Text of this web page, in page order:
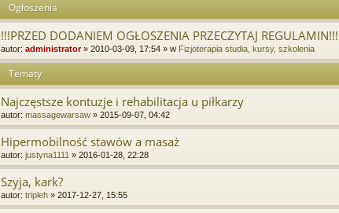
Ogłoszenia
!!!PRZED DODANIEM OGŁOSZENIA PRZECZYTAJ REGULAMIN!!!
autor: administrator» 2010-03-09, 17:54 » w Fizjoterapia studia, kursy, szkolenia
Tematy
Najczęstsze kontuzje i rehabilitacja u piłkarzy
autor: massagewarsaw » 2015-09-07, 04:42
Hipermobilność stawów a masaż
autor: justyna1111 » 2016-01-28, 22:28
Szyja, kark?
autor: tripleh » 2017-12-27, 15:55